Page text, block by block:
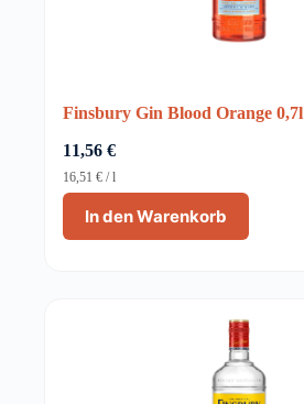
Finsbury Gin Blood Orange 0,7l
11,56 €
In den Warenkorb
16,51 € /l